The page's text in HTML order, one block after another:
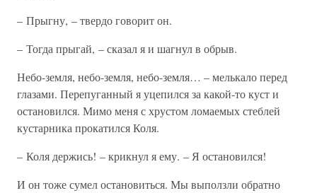
– Прыгну, – твердо говорит он.
– Тогда прыгай, – сказал я и шагнул в обрыв.
Небо-земля, небо-земля, небо-земля… – мелькало перед
глазами. Перепуганный я уцепился за какой-то куст и
остановился. Мимо меня с хрустом ломаемых стеблей
кустарника прокатился Коля.
– Коля держись! – крикнул я ему. – Я остановился!
И он тоже сумел остановиться. Мы выползли обратно